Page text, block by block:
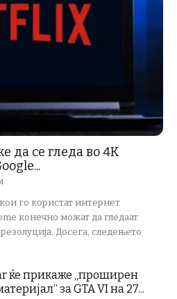
да се гледа во 4K
го користат интернет
конечно можат да гледаат
Досега, следењето
ќе прикаже „проширен
за GTA VI на 27...